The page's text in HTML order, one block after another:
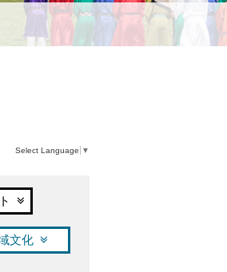
Select Language ▼
文化